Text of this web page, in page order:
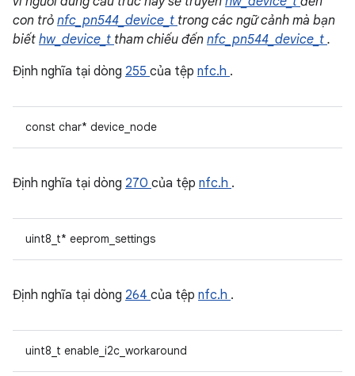
con trỏ nfc_pn544_device_t trong các ngữ cảnh mà bạn
biết hw_device_t tham chiếu đến nfc_pn544_device_t .
Định nghĩa tại dòng 255 của tệp nfc.h .
const char* device_node
Định nghĩa tại dòng 270 của tệp nfc.h .
uint8_t* eeprom_settings
Định nghĩa tại dòng 264 của tệp nfc.h .
uint8_t enable_i2c_workaround